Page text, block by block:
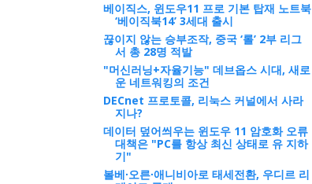
베이직스, 윈도우11 프로 기본 탑재 노트북
‘베이직북14’ 3세대 출시
끊이지 않는 승부조작, 중국 ‘롤’ 2부 리그
서 총 28명 적발
"머신러닝+자율기능" 데브옵스 시대, 새로
운 네트워킹의 조건
DECnet 프로토콜, 리눅스 커널에서 사라
지나?
데이터 덮어씌우는 윈도우 11 암호화 오류
대책은 "PC를 항상 최신 상태로 유 지하
기"
볼베∙오른∙애니비아로 태세전환, 우디르 리